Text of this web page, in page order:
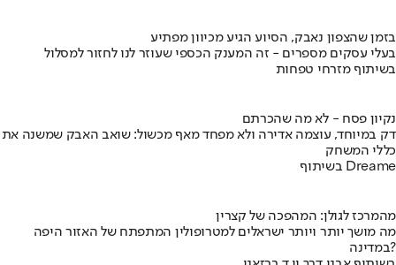
בזמן שהצפון נאבק, הסיוע הגיע מכיוון מפתיע
בעלי עסקים מספרים - זה המענק הכספי שעוזר לנו לחזור למסלול
בשיתוף מזרחי טפחות
נקיון פסח - לא מה שהכרתם
דק במיוחד, עוצמה אדירה ולא מפחד מאף מכשול: שואב האבק שמשנה את
כללי המשחק
בשיתוף Dreame
מהמרכז לגולן: המהפכה של קצרין
מה מושך יותר ויותר ישראלים למטרופולין המתפתח של האזור היפה
במדינה?